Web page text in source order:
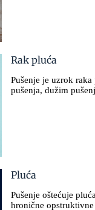
Rak pluća
Pušenje je uzrok
pušenja, dužim
Pluća
Pušenje oštećuje
hronične